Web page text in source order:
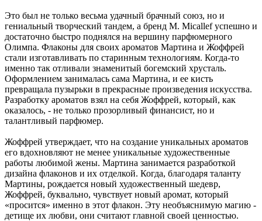
Это был не только весьма удачный брачный союз, но и
гениальный творческий тандем, а бренд M. Micallef успешно и
достаточно быстро поднялся на вершину парфюмерного
Олимпа. Флаконы для своих ароматов Мартина и Жоффрей
стали изготавливать по старинным технологиям. Когда-то
именно так отливали знаменитый богемский хрусталь.
Оформлением занималась сама Мартина, и ее кисть
превращала пузырьки в прекрасные произведения искусства.
Разработку ароматов взял на себя Жоффрей, который, как
оказалось, - не только прозорливый финансист, но и
талантливый парфюмер.
Жоффрей утверждает, что на создание уникальных ароматов
его вдохновляют не менее уникальные художественные
работы любимой жены. Мартина занимается разработкой
дизайна флаконов и их отделкой. Когда, благодаря таланту
Мартины, рождается новый художественный шедевр,
Жоффрей, буквально, чувствует новый аромат, который
«просится» именно в этот флакон. Эту необъяснимую магию -
детище их любви, они считают главной своей ценностью.